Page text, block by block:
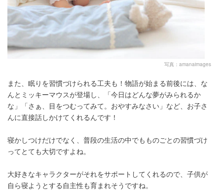
写真：amanaimages
また、眠りを習慣づけられる工夫も！物語が始まる前後には、な
んとミッキーマウスが登場し、「今日はどんな夢がみられるか
な」「さぁ、目をつむってみて。おやすみなさい」など、お子さ
んに直接話しかけてくれるんです！
寝かしつけだけでなく、普段の生活の中でもものごとの習慣づけ
ってとても大切ですよね。
大好きなキャラクターがそれをサポートしてくれるので、子供が
自ら寝ようとする自主性も育まれそうですね。